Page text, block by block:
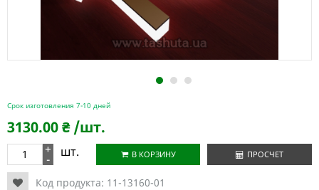
1 2 3
Срок изготовления 7-10 дней
3130.00₴ /шт.
+
- шт. В КОРЗИНУ ПРОСЧЕТ
Код продукта: 11-13160-01